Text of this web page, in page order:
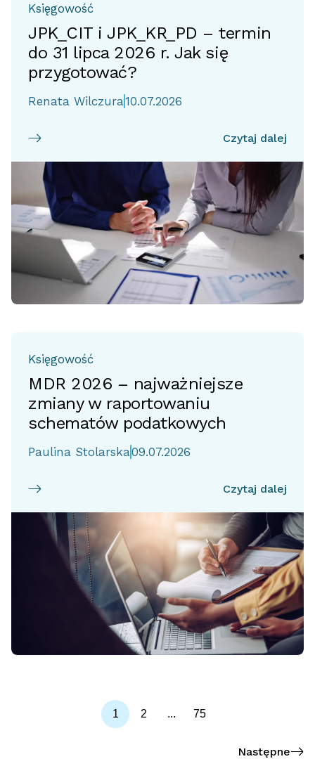
Księgowość
JPK_CIT i JPK_KR_PD – termin
do 31 lipca 2026 r. Jak się
przygotować?
Renata Wilczura10.07.2026
Czytaj dalej
Księgowość
MDR 2026 – najważniejsze
zmiany w raportowaniu
schematów podatkowych
Paulina Stolarska09.07.2026
Czytaj dalej
1 2 ... 75
Następne